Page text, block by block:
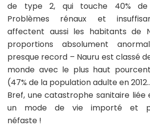
de type 2, qui touche 40% de
Problèmes rénaux et
affectent aussi les habitants de
proportions absolument
presque record – Nauru est classé
monde avec le plus haut
(47% de la population adulte en
Bref, une catastrophe sanitaire liée
un mode de vie importé et
néfaste !